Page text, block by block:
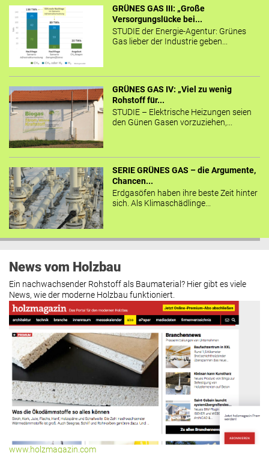
GRÜNES GAS III: „Große
Versorgungslücke bei...
STUDIE der Energie-Agentur: Grünes
Gas lieber der Industrie geben...
GRÜNES GAS IV: „Viel zu wenig
Rohstoff für...
STUDIE – Elektrische Heizungen seien
den Günen Gasen vorzuziehen,...
SERIE GRÜNES GAS – die Argumente,
Chancen...
Erdgasöfen haben ihre beste Zeit hinter
sich. Als Klimaschädlinge...
News vom Holzbau
Ein nachwachsender Rohstoff als Baumaterial? Hier gibt es viele
News, wie der moderne Holzbau funktioniert.
www.holzmagazin.com